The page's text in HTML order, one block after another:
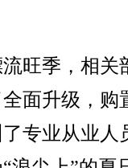
旺季，相关
面升级，购
专业从业人